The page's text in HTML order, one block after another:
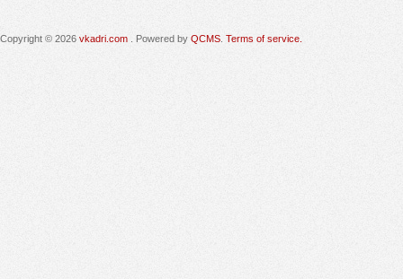
Copyright © 2026 vkadri.com . Powered by QCMS Terms of service.